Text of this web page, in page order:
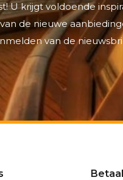
U krijgt voldoende
de nieuwe
van de